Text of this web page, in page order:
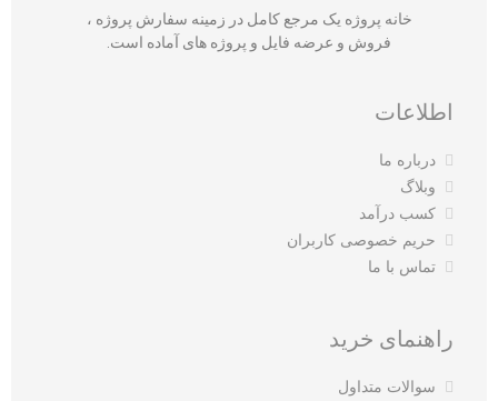
خانه پروژه یک مرجع کامل در زمینه سفارش پروژه ،
فروش و عرضه فایل و پروژه های آماده است.
اطلاعات
درباره ما
وبلاگ
کسب درآمد
حریم خصوصی کاربران
تماس با ما
راهنمای خرید
سوالات متداول